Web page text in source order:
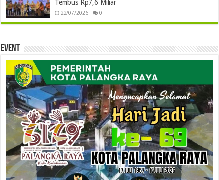
Tembus Rp7,6 Miliar
22/07/2026 0
Event